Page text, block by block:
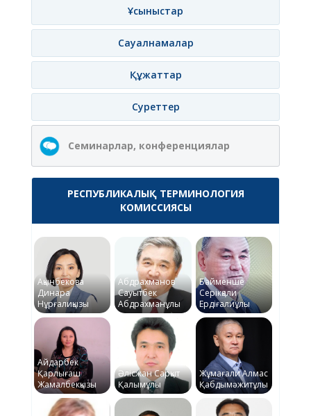
Ұсыныстар
Сауалнамалар
Құжаттар
Суреттер
Семинарлар, конференциялар
РЕСПУБЛИКАЛЫҚ ТЕРМИНОЛОГИЯ
КОМИССИЯСЫ
Ақынбекова
Динара
Нұрғалиқызы
Абдрахманов
Сауытбек
Абдрахманұлы
Байменше
Серікқали
Ердіғалиұлы
Айдарбек
Қарлығаш
Жамалбекқызы
Әлісжан Сарқыт
Қалымұлы
Жұмағали Алмас
Қабдымәжитұлы